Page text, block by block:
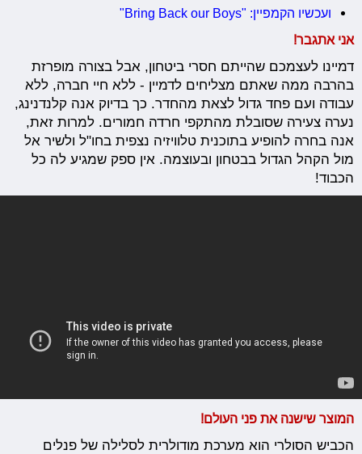
ועכשיו הקמפיין: "Bring Back our Boys"
אני אתגבר!
דמיינו לעצמכם שהייתם חסרי ביטחון, אבל בצורה מופרזת
בהרבה ממה שאתם מצליחים לדמיין - ללא חיי חברה, ללא
עבודה ועם פחד גדול לצאת מהחדר. כך בדיוק אנה קלנדנינג,
נערה צעירה שסובלת מהתקפי חרדה חמורים. למרות זאת,
אנה בחרה להופיע בתוכנית טלוויזיה נצפית בחו"ל ולשיר אל
מול הקהל הגדול בבטחון ובעוצמה. אין ספק שמגיע לה כל
הכבוד!
המוצר שישנה את פני העולם!
הכביש הסולרי הוא מערכת מודולרית לסלילה של פנלים